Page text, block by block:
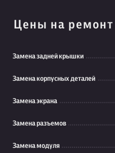
Цены на
Замена задней крышки
Замена корпусных деталей
Замена экрана
Замена разъемов
Замена модуля